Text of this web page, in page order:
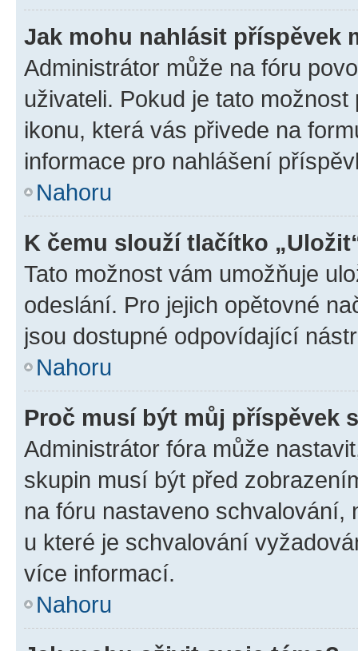
Jak mohu nahlásit příspěvek
Administrátor může na fóru
uživateli. Pokud je tato
ikonu, která vás přivede na
informace pro nahlášení
Nahoru
K čemu slouží tlačítko
Tato možnost vám umožňuje
odeslání. Pro jejich opětovné
jsou dostupné odpovídající
Nahoru
Proč musí být můj příspěvek
Administrátor fóra může
skupin musí být před
na fóru nastaveno schvalování,
u které je schvalování
více informací.
Nahoru